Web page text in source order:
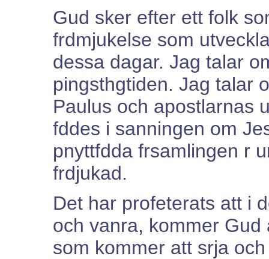
Gud sker efter ett folk
frdmjukelse som
dessa dagar. Jag talar
pingsthgtiden. Jag talar
Paulus och apostlarnas
fddes i sanningen om
pnyttfdda frsamlingen r
frdjukad.
Det har profeterats att i
och vanra, kommer
som kommer att srja